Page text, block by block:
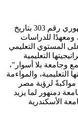
تأسست جامعة دمنهور بمقتضى القرار الجمهوري رقم 303 بتاريخ
وتضم الجامعة عدد 12 كلية، ومعهدًا للدراسات
المستوي التعليمي
التعليمية
وجامعة بلا أسوار"،
التعليمية، والمواءمة
لرؤية مصر
دمنهور لما يزيد
الأسكندرية